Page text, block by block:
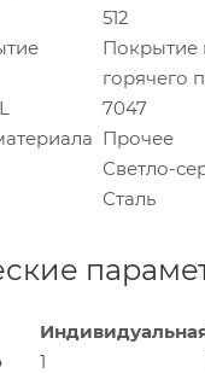
512
Покрытие
горячего
7047
Прочее
Светло-
Сталь
1